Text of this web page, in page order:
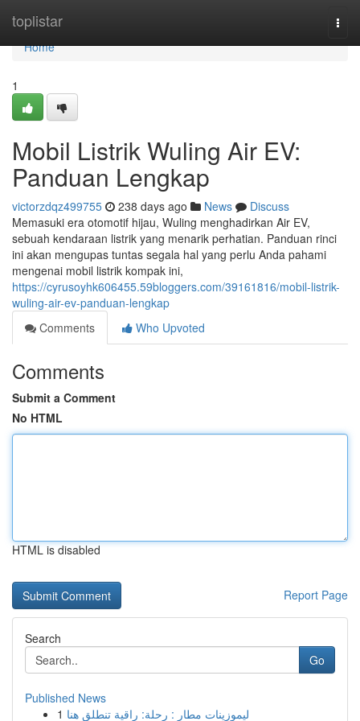
toplistar
Home
Home
1
Mobil Listrik Wuling Air EV:
Panduan Lengkap
victorzdqz499755 238 days ago News
Discuss
Memasuki era otomotif hijau, Wuling menghadirkan Air EV,
sebuah kendaraan listrik yang menarik perhatian. Panduan rinci
ini akan mengupas tuntas segala hal yang perlu Anda pahami
mengenai mobil listrik kompak ini,
https://cyrusoyhk606455.59bloggers.com/39161816/mobil-listrik-
wuling-air-ev-panduan-lengkap
Comments
Who Upvoted
Comments
Submit a Comment
No HTML
HTML is disabled
Report Page
Search
Go
Published News
1 ليموزينات مطار : رحلة: راقية تنطلق هنا